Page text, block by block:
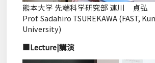
熊本大学 先端科学研究部 連川 貞弘
Prof. Sadahiro TSUREKAWA (FAST,
University)
■Lecture|講演